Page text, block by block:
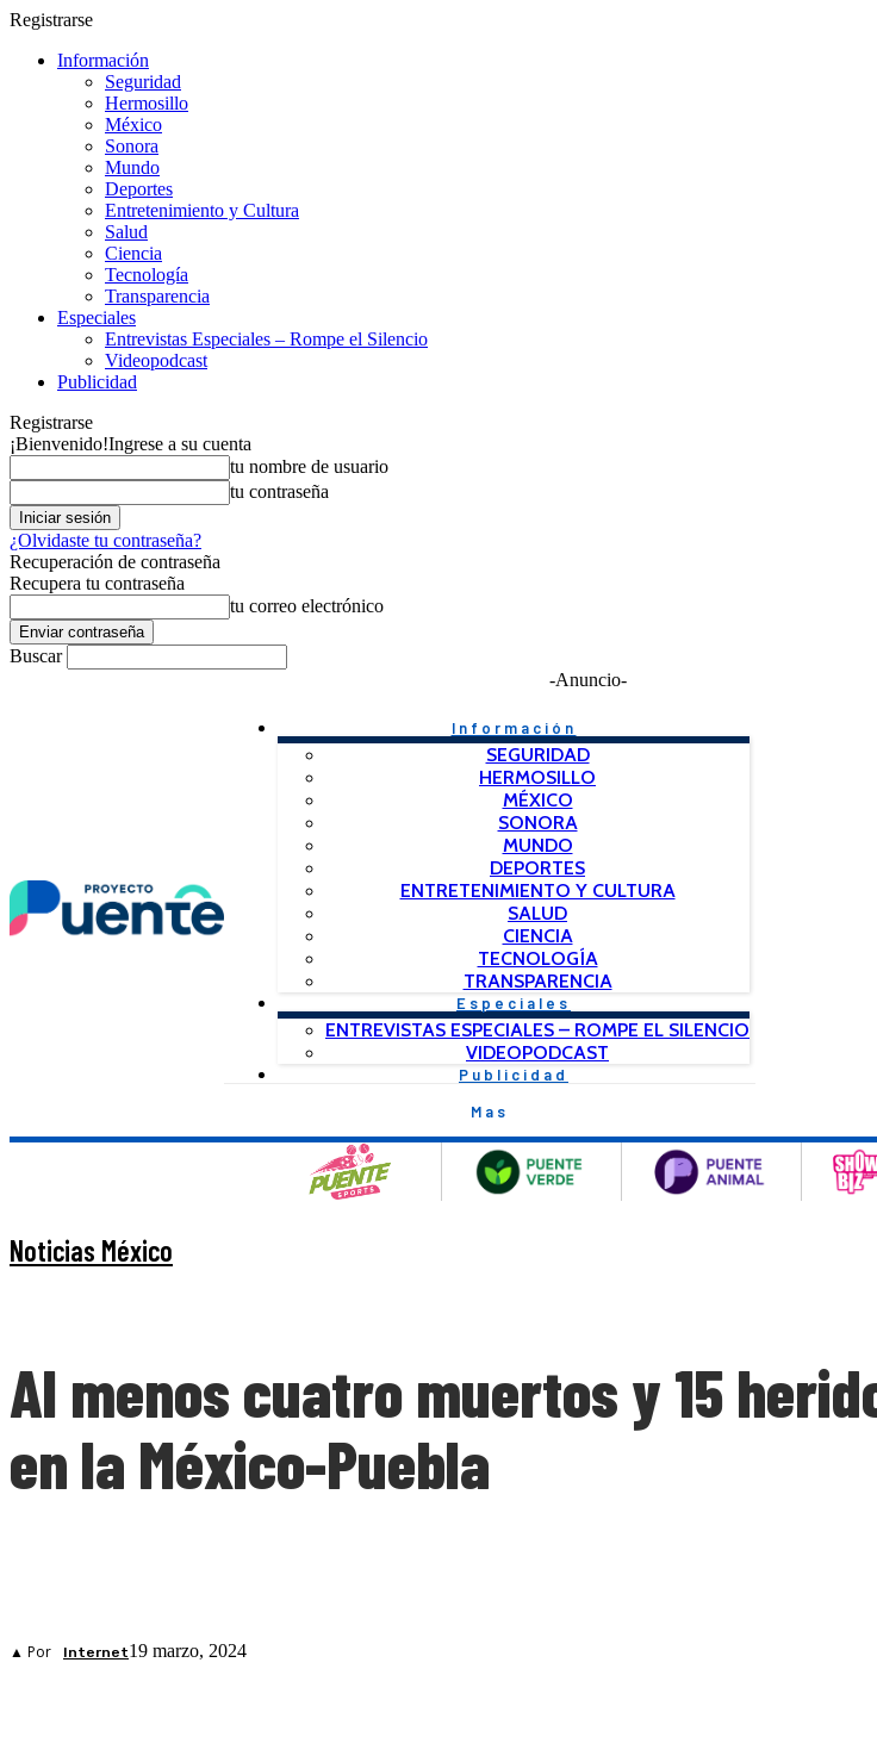
Registrarse
Información
Seguridad
Hermosillo
México
Sonora
Mundo
Deportes
Entretenimiento y Cultura
Salud
Ciencia
Tecnología
Transparencia
Especiales
Entrevistas Especiales – Rompe el Silencio
Videopodcast
Publicidad
Registrarse
¡Bienvenido!Ingrese a su cuenta
tu nombre de usuario
tu contraseña
¿Olvidaste tu contraseña?
Recuperación de contraseña
Recupera tu contraseña
tu correo electrónico
Buscar
-Anuncio-
Información
SEGURIDAD
HERMOSILLO
MÉXICO
SONORA
MUNDO
DEPORTES
ENTRETENIMIENTO Y CULTURA
SALUD
CIENCIA
TECNOLOGÍA
TRANSPARENCIA
Especiales
ENTREVISTAS ESPECIALES – ROMPE EL SILENCIO
VIDEOPODCAST
Publicidad
Mas
Noticias México
Al menos cuatro muertos y 15
en la México-Puebla
▲ Por Internet19 marzo, 2024